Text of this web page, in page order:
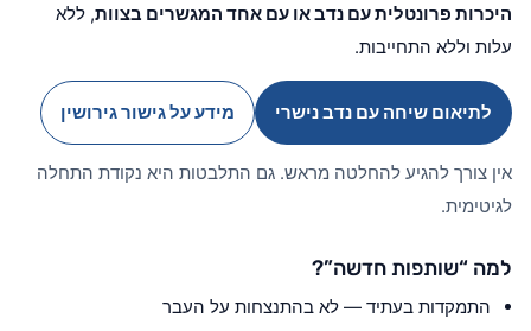
היכרות פרונטלית עם נדב או עם אחד המגשרים בצוות, ללא
עלות וללא התחייבות.
לתיאום שיחה עם נדב נישרי מידע על גישור גירושין
אין צורך להגיע להחלטה מראש. גם התלבטות היא נקודת התחלה
לגיטימית.
למה “שותפות חדשה”?
התמקדות בעתיד — לא בהתנצחות על העבר